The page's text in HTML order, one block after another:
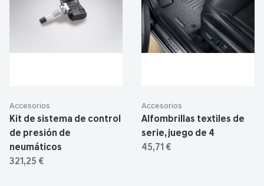
Accesorios
Kit de sistema de control
de presión de
neumáticos
321,25 €
Accesorios
Alfombrillas textiles de
serie, juego de 4
45,71 €